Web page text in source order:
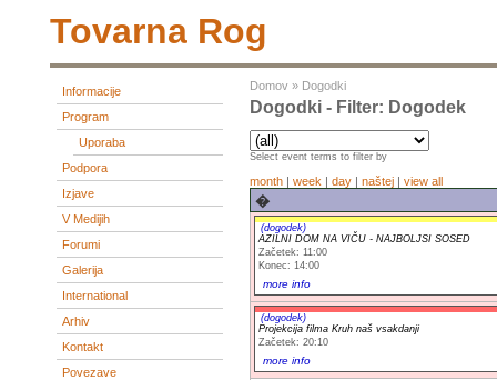
Tovarna Rog
Informacije
Program
Uporaba
Podpora
Izjave
V Medijih
Forumi
Galerija
International
Arhiv
Kontakt
Povezave
Domov » Dogodki
Dogodki - Filter: Dogodek
Select event terms to filter by
month | week | day | naštej | view all
�
(dogodek)
AZILNI DOM NA VIČU - NAJBOLJSI SOSED
Začetek: 11:00
Konec: 14:00
more info
(dogodek)
Projekcija filma Kruh naš vsakdanji
Začetek: 20:10
more info